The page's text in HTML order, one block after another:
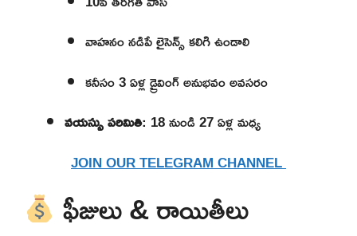
వాహనం నడిపే లైసెన్స్ కలిగి ఉండాలి
కనీసం 3 ఏళ్ల డ్రైవింగ్ అనుభవం అవసరం
వయస్సు పరిమితి: 18 నుండి 27 ఏళ్ల మధ్య
JOIN OUR TELEGRAM CHANNEL
ఫీజులు & రాయితీలు